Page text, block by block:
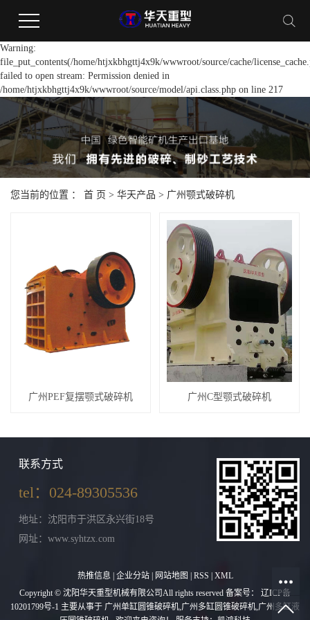
Warning:
file_put_contents(/home/htjxkbhgttj4x9k/wwwroot/source/cache/
failed to open stream: Permission denied in
/home/htjxkbhgttj4x9k/wwwroot/source/model/api.class.php on line 217
您当前的位置 ： 首 页 > 华天产品 > 广州颚式破碎机
广州PEF复摆颚式破碎机 广州C型颚式破碎机
联系方式
tel：024-89305536
地址：沈阳市于洪区永兴街18号
网址：www.syhtzx.com
热推信息| 企业分站| 网站地图 | RSS | XML
Copyright © 沈阳华天重型机械有限公司All rights reserved 备案号： 辽ICP备
10201799号-1 主要从事于 广州单缸圆锥破碎机,广州多缸圆锥破碎机,广州多缸液